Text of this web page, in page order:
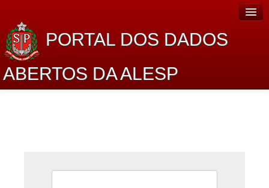
PORTAL DOS DADOS
ABERTOS DA ALESP
Lei de Acesso à Informação